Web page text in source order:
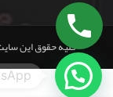
کلیه حقوق این